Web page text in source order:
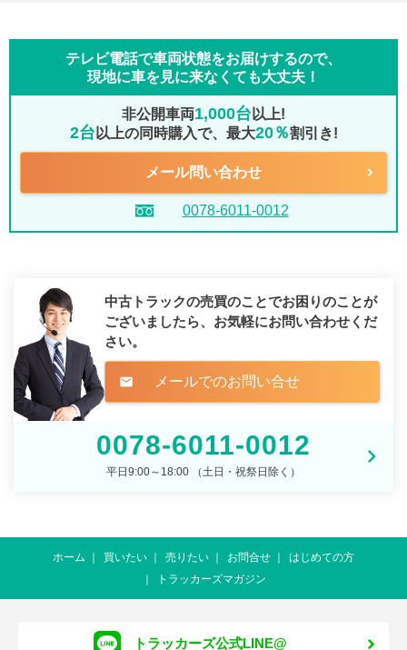
テレビ電話で車両状態をお届けするので、
現地に車を見に来なくても大丈夫！
非公開車両1,000台 以上!
2台 以上の同時購入で、最大20％割引き!
メール問い合わせ
0078-6011-0012
中古トラックの売買のことでお困りのことが
ございましたら、 お気軽にお問い合わせくだ
さい。
mail メールでのお問い合せ
0078-6011-0012
平日9:00～18:00 （土日・祝祭日除く）
ホーム 買いたい 売りたい お問合せ
はじめての方
トラッカーズマガジン
トラッカーズ公式LINE@